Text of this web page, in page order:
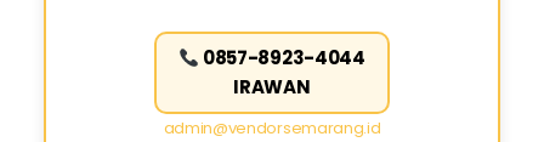
0857-8923-4044
IRAWAN
admin@vendorsemarang.id